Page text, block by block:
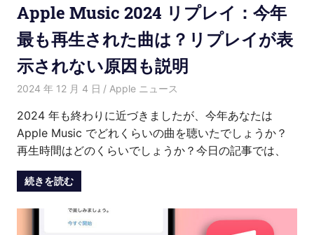
Apple Music 2024 リプレイ：今年
最も再生された曲は？リプレイが表
示されない原因も説明
2024 年 12 月 4 日 愛麗絲
Apple ニュース
2024 年も終わりに近づきましたが、今年あなたは
Apple Music でどれくらいの曲を聴いたでしょうか？
再生時間はどのくらいでしょうか？今日の記事では、
続きを読む